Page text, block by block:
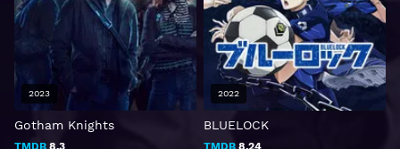
Gotham Knights
TMDB 8.3
2023
BLUELOCK
TMDB 8.24
2022